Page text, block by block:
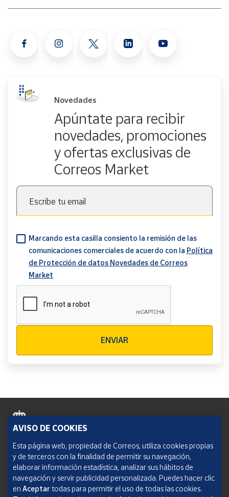
Novedades
Apúntate para recibir
novedades, promociones
y ofertas exclusivas de
Correos Market
Escribe tu email
Marcando esta casilla consiento la remisión de las
comunicaciones comerciales de acuerdo con la Política
de Protección de datos Novedades de Correos
Market
ENVIAR
Política de cookies
Aviso legal
Condiciones del servicio
AVISO DE COOKIES
Esta página web, propiedad de Correos, utiliza cookies propias
y de terceros con la finalidad de permitir su navegación,
elaborar información estadística, analizar sus hábitos de
navegación y servir publicidad personalizada. Puedes hacer clic
en Aceptar todas para permitir el uso de todas las cookies.